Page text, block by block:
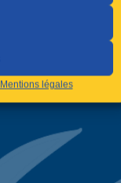
Mentions légales